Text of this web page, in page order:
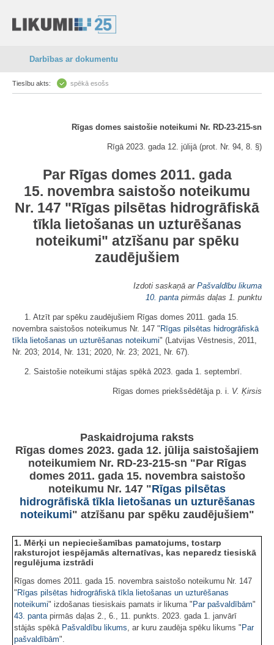
Darbības ar dokumentu
Tiesību akts: spēkā esošs
Rīgas domes saistošie noteikumi Nr. RD-23-215-sn
Rīgā 2023. gada 12. jūlijā (prot. Nr. 94, 8. §)
Par Rīgas domes 2011. gada
15. novembra saistošo noteikumu
Nr. 147 "Rīgas pilsētas hidrogrāfiskā
tīkla lietošanas un uzturēšanas
noteikumi" atzīšanu par spēku
zaudējušiem
Izdoti saskaņā ar Pašvaldību likuma
10. panta pirmās daļas 1. punktu
1. Atzīt par spēku zaudējušiem Rīgas domes 2011. gada 15.
novembra saistošos noteikumus Nr. 147 " Rīgas pilsētas hidrogrāfiskā
tīkla lietošanas un uzturēšanas noteikumi" (Latvijas Vēstnesis, 2011,
Nr. 203; 2014, Nr. 131; 2020, Nr. 23; 2021, Nr. 67).
2. Saistošie noteikumi stājas spēkā 2023. gada 1. septembrī.
Rīgas domes priekšsēdētāja p. i. V. Ķirsis
Paskaidrojuma raksts
Rīgas domes 2023. gada 12. jūlija saistošajiem
noteikumiem Nr. RD-23-215-sn "Par Rīgas
domes 2011. gada 15. novembra saistošo
noteikumu Nr. 147 "Rīgas pilsētas
hidrogrāfiskā tīkla lietošanas un uzturēšanas
noteikumi" atzīšanu par spēku zaudējušiem"
1. Mērķi un nepieciešamības pamatojums, tostarp
raksturojot iespējamās alternatīvas, kas neparedz tiesiskā
regulējuma izstrādi
Rīgas domes 2011. gada 15. novembra saistošo noteikumu Nr. 147
" Rīgas pilsētas hidrogrāfiskā tīkla lietošanas un uzturēšanas
noteikumi" izdošanas tiesiskais pamats ir likuma " Par pašvaldībām"
43. panta pirmās daļas 2., 6., 11. punkts. 2023. gada 1. janvārī
stājās spēkā Pašvaldību likums , ar kuru zaudēja spēku likums " Par
pašvaldībām".